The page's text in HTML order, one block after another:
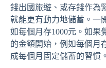
錢出國旅遊、或存錢作為
就能更有動力地儲蓄。一
如每個月存1000元。如果
的金額開始，例如每個月
成每個月固定儲蓄的習慣。